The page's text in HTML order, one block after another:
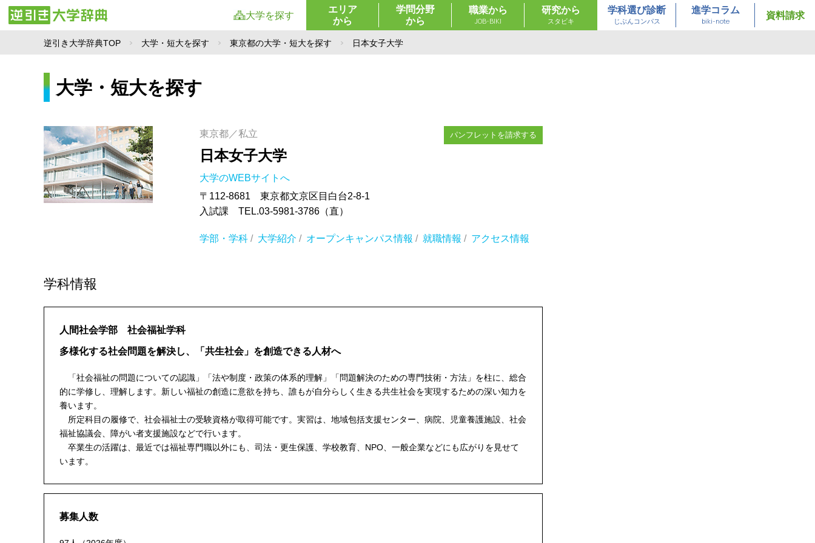
大学を探す
エリア
から
学問分野
から
職業から
JOB-BIKI
研究から
スタビキ
学科選び診断
じぶんコンパス
進学コラム
biki-note
資料請求
逆引き大学辞典TOP 大学・短大を探す 東京都の大学・短大を探す 日本女子大学
大学・短大を探す
東京都／私立
日本女子大学
大学のWEBサイトへ
〒112-8681 東京都文京区目白台2-8-1
入試課 TEL.03-5981-3786（直）
パンフレットを請求する
学部・学科/ 大学紹介 / オープンキャンパス情報 / 就職情報 / アクセス情報
学科情報
人間社会学部 社会福祉学科
多様化する社会問題を解決し、「共生社会」を創造できる人材へ
「社会福祉の問題についての認識」「法や制度・政策の体系的理解」「問題解決のための専門技術・方法」を柱に、総合
的に学修し、理解します。新しい福祉の創造に意欲を持ち、誰もが自分らしく生きる共生社会を実現するための深い知力を
養います。
所定科目の履修で、社会福祉士の受験資格が取得可能です。実習は、地域包括支援センター、病院、児童養護施設、社会
福祉協議会、障がい者支援施設などで行います。
卒業生の活躍は、最近では福祉専門職以外にも、司法・更生保護、学校教育、NPO、一般企業などにも広がりを見せて
います。
募集人数